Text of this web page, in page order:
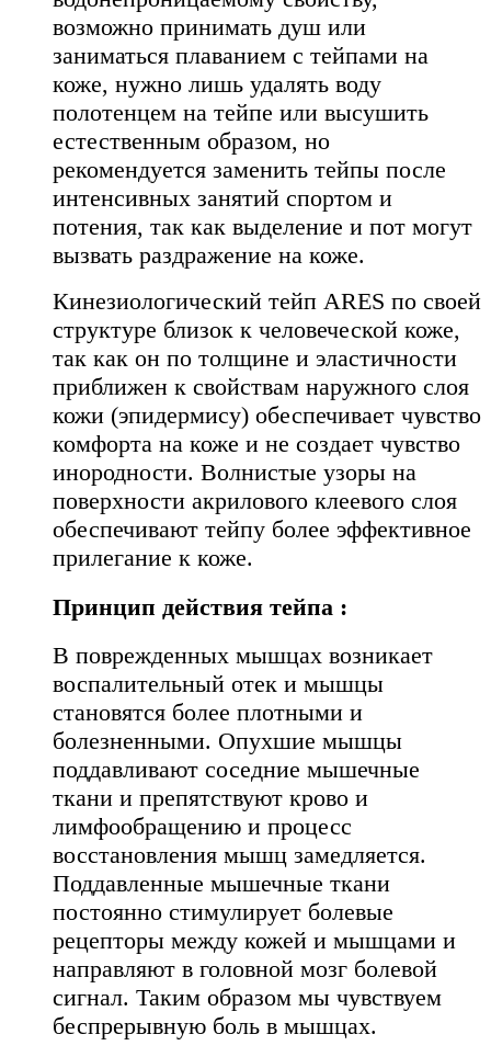
возможно принимать душ или
заниматься плаванием с тейпами на
коже, нужно лишь удалять воду
полотенцем на тейпе или высушить
естественным образом, но
рекомендуется заменить тейпы после
интенсивных занятий спортом и
потения, так как выделение и пот могут
вызвать раздражение на коже.
Кинезиологический тейп ARES по своей
структуре близок к человеческой коже,
так как он по толщине и эластичности
приближен к свойствам наружного слоя
кожи (эпидермису) обеспечивает чувство
комфорта на коже и не создает чувство
инородности. Волнистые узоры на
поверхности акрилового клеевого слоя
обеспечивают тейпу более эффективное
прилегание к коже.
Принцип действия тейпа :
В поврежденных мышцах возникает
воспалительный отек и мышцы
становятся более плотными и
болезненными. Опухшие мышцы
поддавливают соседние мышечные
ткани и препятствуют крово и
лимфообращению и процесс
восстановления мышц замедляется.
Поддавленные мышечные ткани
постоянно стимулирует болевые
рецепторы между кожей и мышцами и
направляют в головной мозг болевой
сигнал. Таким образом мы чувствуем
беспрерывную боль в мышцах.